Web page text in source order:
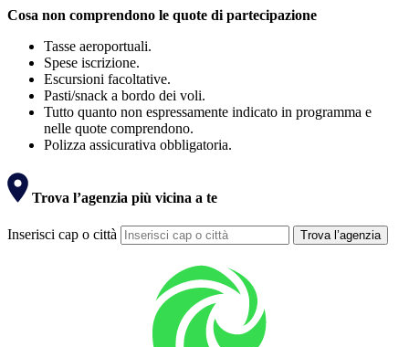
Cosa non comprendono le quote di partecipazione
Tasse aeroportuali.
Spese iscrizione.
Escursioni facoltative.
Pasti/snack a bordo dei voli.
Tutto quanto non espressamente indicato in programma e
nelle quote comprendono.
Polizza assicurativa obbligatoria.
Trova l’agenzia più vicina a te
Inserisci cap o città Trova l’agenzia